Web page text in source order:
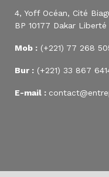
4, Yoff Océan, Cité
BP 10177 Dakar
Mob : (+221) 77 268
Bur : (+221) 33 867
E-mail :